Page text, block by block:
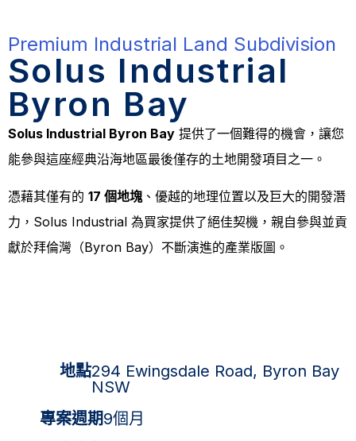
Premium Industrial Land Subdivision
Solus Industrial
Byron Bay
Solus Industrial Byron Bay 提供了一個難得的機會，讓您
能參與這座經典沿海地區最後僅存的土地開發項目之一。
憑藉其僅有的 17 個地塊 、優越的地理位置以及巨大的開發潛
力，Solus Industrial 為買家提供了絕佳契機，親自參與並貢
獻於拜倫灣（Byron Bay）不斷演進的產業版圖。
地點294 Ewingsdale Road, Byron Bay
NSW
專案週期9個月